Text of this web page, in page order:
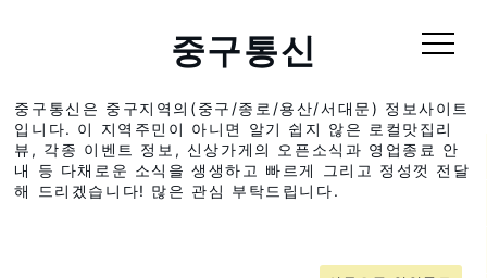
중구통신
중구통신은 중구지역의(중구/종로/용산/서대문) 정보사이트
입니다. 이 지역주민이 아니면 알기 쉽지 않은 로컬맛집리
뷰, 각종 이벤트 정보, 신상가게의 오픈소식과 영업종료 안
내 등 다채로운 소식을 생생하고 빠르게 그리고 정성껏 전달
해 드리겠습니다! 많은 관심 부탁드립니다.